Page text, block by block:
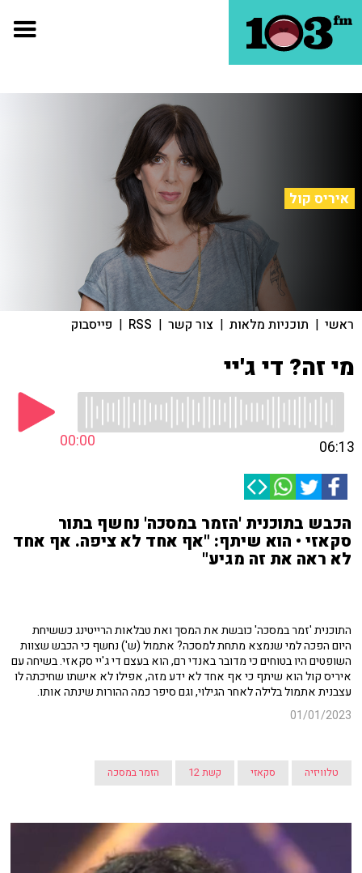
איריס קול
ראשי | תוכניות מלאות | צור קשר |
RSS
| פייסבוק
מי זה? די ג'יי
00:00 06:13
הכבש בתוכנית 'הזמר במסכה' נחשף בתור
סקאזי • הוא שיתף: "אף אחד לא ציפה. אף אחד
לא ראה את זה מגיע"
התוכנית 'זמר במסכה' כובשת את המסך ואת טבלאות הרייטינג כששיחת
היום הפכה למי שנמצא מתחת למסכה? אתמול (ש') נחשף כי הכבש שצוות
השופטים היו בטוחים כי מדובר באנדי רם, הוא בעצם די ג'יי סקאזי. בשיחה עם
איריס קול הוא שיתף כי אף אחד לא ידע מזה, אפילו לא אישתו שחיכתה לו
עצבנית אתמול בלילה לאחר הגילוי, וגם סיפר כמה ההורות שינתה אותו.
01/01/2023
טלוויזיה סקאזי קשת 12 הזמר במסכה